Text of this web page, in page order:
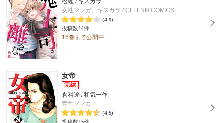
女性マンガ、キスカラ / CLLENN COMICS
(4.0)
投稿数14件
16巻まで公開中
女帝
倉科遼 / 和気一作
青年マンガ
(4.5)
投稿数15件